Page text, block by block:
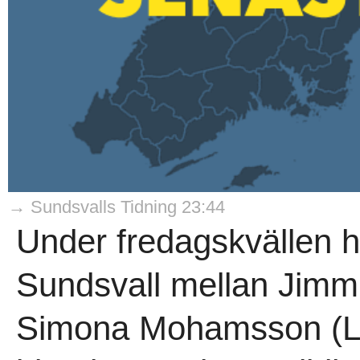
→ Sundsvalls Tidning 23:44
Under fredagskvällen
Sundsvall mellan
Simona Mohamsson